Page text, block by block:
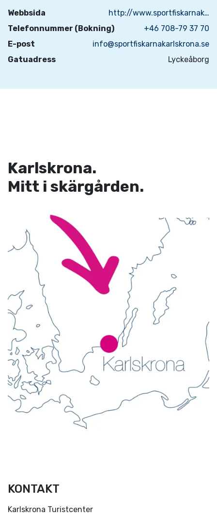
Webbsida
http://www.sportfiskarnakarlskrona.se/news_1.html
Telefonnummer (Bokning)
+46 708-79 37 70
E-post
info@sportfiskarnakarlskrona.se
Gatuadress
Lyckeåborg
Karlskrona.
Mitt i skärgården.
KONTAKT
Karlskrona Turistcenter